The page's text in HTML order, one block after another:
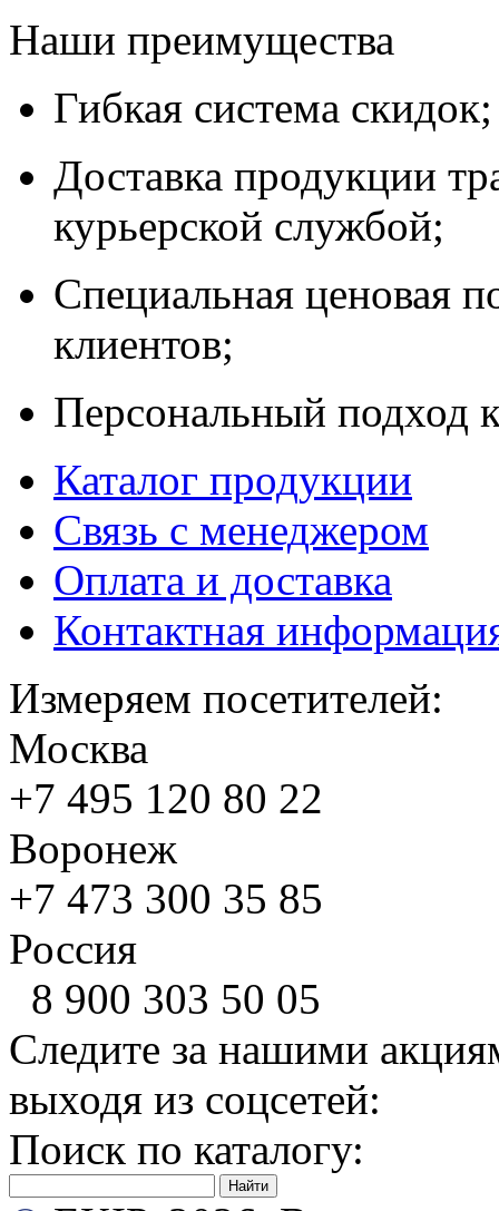
Наши преимущества
Гибкая система скидок;
Доставка продукции
курьерской службой;
Специальная ценовая
клиентов;
Персональный подход
Каталог продукции
Связь с менеджером
Оплата и доставка
Контактная
Измеряем посетителей:
Москва
+7 495 120 80 22
Воронеж
+7 473 300 35 85
Россия
8 900 303 50 05
Следите за нашими
выходя из соцсетей:
Поиск по каталогу: